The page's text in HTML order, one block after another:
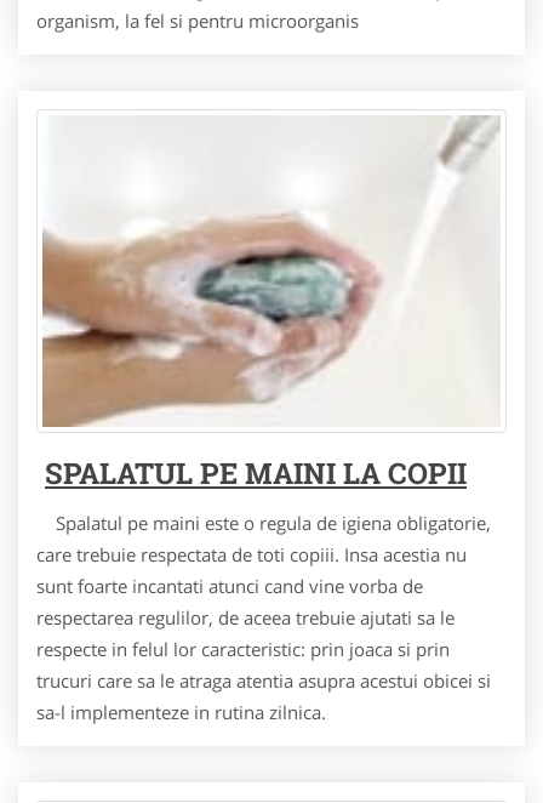
organism, la fel si pentru microorganis
SPALATUL PE MAINI LA COPII
Spalatul pe maini este o regula de igiena obligatorie,
care trebuie respectata de toti copiii. Insa acestia nu
sunt foarte incantati atunci cand vine vorba de
respectarea regulilor, de aceea trebuie ajutati sa le
respecte in felul lor caracteristic: prin joaca si prin
trucuri care sa le atraga atentia asupra acestui obicei si
sa-l implementeze in rutina zilnica.